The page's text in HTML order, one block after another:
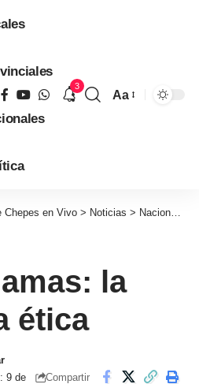
3
Aa
Chepes en Vivo > Noticias > Nacionales
la
ética
9 de
Compartir